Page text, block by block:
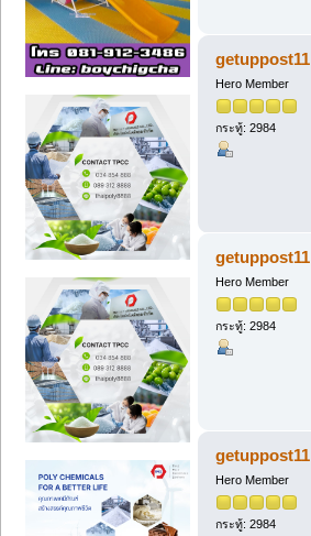
getuppost11
Hero Member
กระทู้: 2984
getuppost11
Hero Member
กระทู้: 2984
getuppost11
Hero Member
กระทู้: 2984